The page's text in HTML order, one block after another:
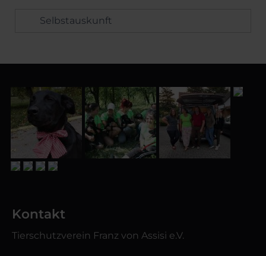
Selbstauskunft
Kontakt
Tierschutzverein Franz von Assisi e.V.